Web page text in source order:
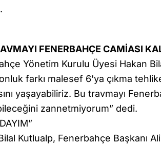
FENERBAHÇE CAMİASI
Yönetim Kurulu Üyesi Hakan
farkı malesef 6'ya çıkma
yaşayabiliriz. Bu travmayı
zannetmiyorum” dedi.
Kutlualp, Fenerbahçe Başkanı